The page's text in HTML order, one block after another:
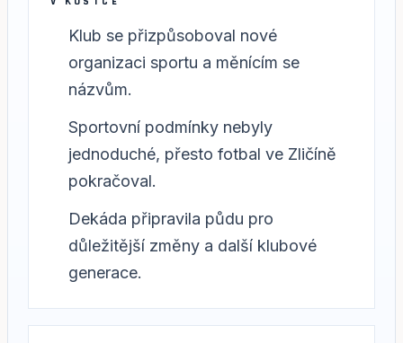
Klub se přizpůsoboval nové
organizaci sportu a měnícím se
názvům.
Sportovní podmínky nebyly
jednoduché, přesto fotbal ve Zličíně
pokračoval.
Dekáda připravila půdu pro
důležitější změny a další klubové
generace.